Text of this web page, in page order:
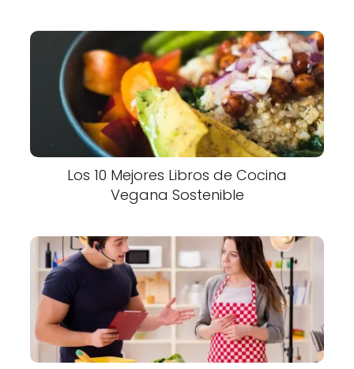
Los 10 Mejores Libros de Cocina
Vegana Sostenible